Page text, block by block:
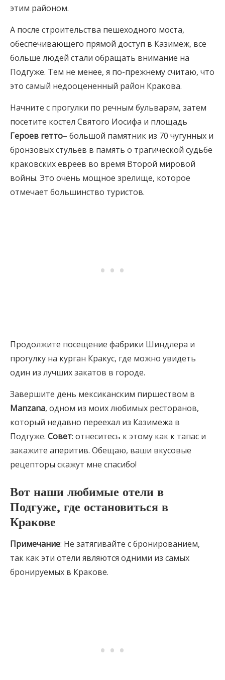
этим районом.
А после строительства пешеходного моста,
обеспечивающего прямой доступ в Казимеж, все
больше людей стали обращать внимание на
Подгуже. Тем не менее, я по-прежнему считаю, что
это самый недооцененный район Кракова.
Начните с прогулки по речным бульварам, затем
посетите костел Святого Иосифа и площадь
Героев гетто– большой памятник из 70 чугунных и
бронзовых стульев в память о трагической судьбе
краковских евреев во время Второй мировой
войны. Это очень мощное зрелище, которое
отмечает большинство туристов.
Продолжите посещение фабрики Шиндлера и
прогулку на курган Кракус, где можно увидеть
один из лучших закатов в городе.
Завершите день мексиканским пиршеством в
Manzana, одном из моих любимых ресторанов,
который недавно переехал из Казимежа в
Подгуже. Совет: отнеситесь к этому как к тапас и
закажите аперитив. Обещаю, ваши вкусовые
рецепторы скажут мне спасибо!
Вот наши любимые отели в
Подгуже, где остановиться в
Кракове
Примечание: Не затягивайте с бронированием,
так как эти отели являются одними из самых
бронируемых в Кракове.